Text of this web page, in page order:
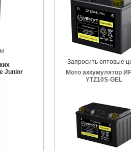
Junior
Запросить оптовые
Мото аккумулятор
YTZ10S-GEL